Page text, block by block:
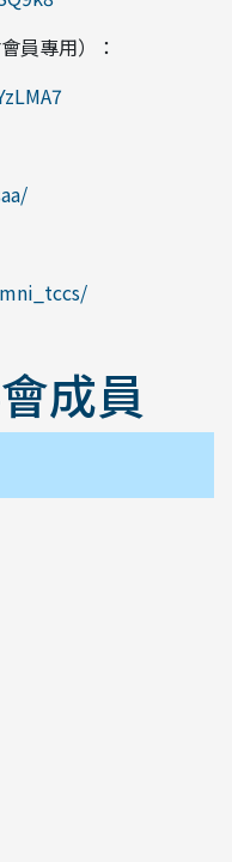
員專用）：
成員